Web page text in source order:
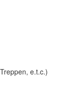
e.t.c.)